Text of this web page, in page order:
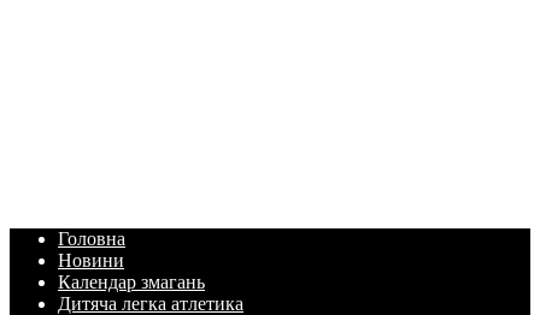
Головна
Новини
Календар змагань
Дитяча легка атлетика